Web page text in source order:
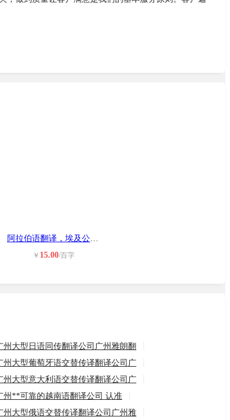
阿拉伯语翻译，埃及公证书翻译，埃及
￥ 15.00/百字
州大型日语同传翻译公司广州雅朗翻
州大型葡萄牙语交替传译翻译公司广
州大型意大利语交替传译翻译公司广
州**可靠的越南语翻译公司 认准
州大型俄语交替传译翻译公司广州雅